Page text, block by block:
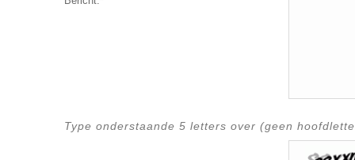
Type onderstaande 5 letters over (geen